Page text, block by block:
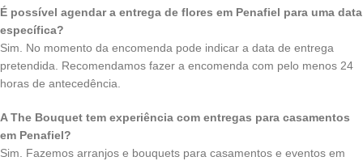
É possível agendar a entrega de flores em Penafiel para uma data
específica?
Sim. No momento da encomenda pode indicar a data de entrega
pretendida. Recomendamos fazer a encomenda com pelo menos 24
horas de antecedência.
A The Bouquet tem experiência com entregas para casamentos
em Penafiel?
Sim. Fazemos arranjos e bouquets para casamentos e eventos em